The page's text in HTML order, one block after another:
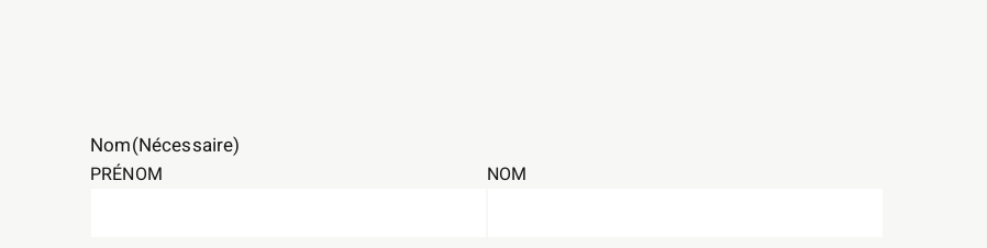
Nom(Nécessaire)
PRÉNOM NOM